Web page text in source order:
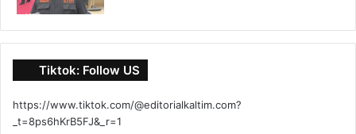
Tiktok: Follow US
https://www.tiktok.com/@editorialkaltim.com?
_t=8ps6hKrB5FJ&_r=1